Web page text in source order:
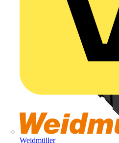
Weidmüller